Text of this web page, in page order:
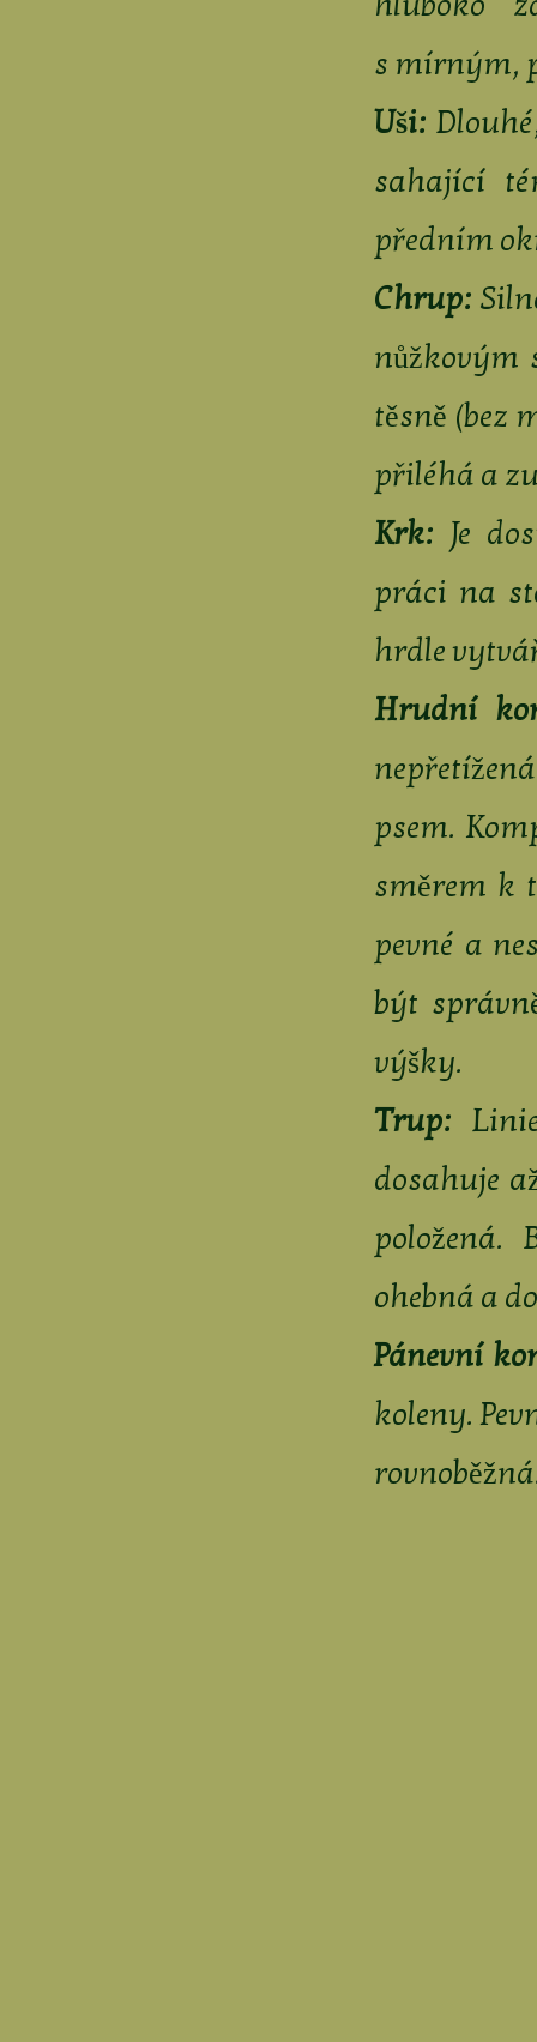
s mírným,
Uši:
sahající
předním
Chrup:
nůžkovým
těsně (bez
přiléhá a
Krk: Je
práci na
hrdle
Hrudní
psem.
směrem k
pevné a
být
výšky.
Trup:
dosahuje
položená.
ohebná a
Pánevní
koleny.